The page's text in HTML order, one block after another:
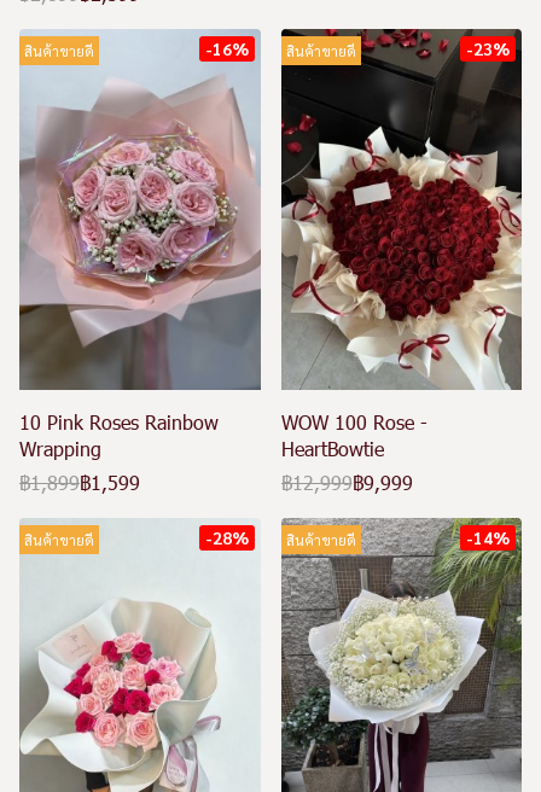
สินค้าขายดี -16%
10 Pink Roses Rainbow
Wrapping
฿1,899฿1,599
สินค้าขายดี -23%
WOW 100 Rose -
HeartBowtie
฿12,999฿9,999
สินค้าขายดี -28% สินค้าขายดี -14%